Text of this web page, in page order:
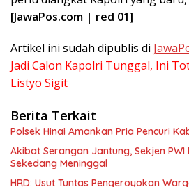
[JawaPos.com | red 01]
Artikel ini sudah dipublis di
Jadi Calon Kapolri Tunggal, Ini
Listyo Sigit
Berita Terkait
Polsek Hinai Amankan Pria Pencuri
Akibat Serangan Jantung, Sekjen PWI
Sekedang Meninggal
HRD: Usut Tuntas Pengeroyokan